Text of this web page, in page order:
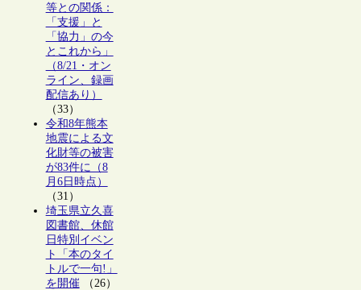
等との関係：
「支援」と
「協力」の今
とこれから」
（8/21・オン
ライン、録画
配信あり）
（33）
令和8年熊本
地震による文
化財等の被害
が83件に（8
月6日時点）
（31）
埼玉県立久喜
図書館、休館
日特別イベン
ト「本のタイ
トルで一句!」
を開催（26）